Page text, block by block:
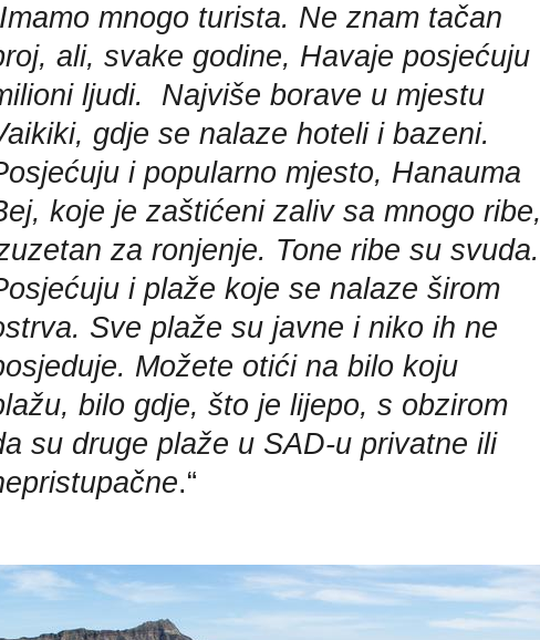
Imamo mnogo turista. Ne znam tačan
ali, svake godine, Havaje posjećuju
ljudi. Najviše borave u mjestu
gdje se nalaze hoteli i bazeni.
i popularno mjesto, Hanauma
koje je zaštićeni zaliv sa mnogo ribe,
za ronjenje. Tone ribe su svuda.
i plaže koje se nalaze širom
Sve plaže su javne i niko ih ne
Možete otići na bilo koju
bilo gdje, što je lijepo, s obzirom
su druge plaže u SAD-u privatne ili
.“